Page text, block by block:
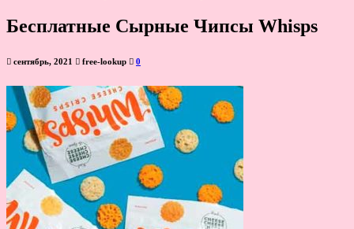
Бесплатные Сырные Чипсы Whisps
сентябрь, 2021 free-lookup 0